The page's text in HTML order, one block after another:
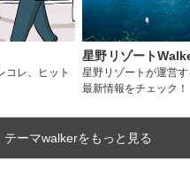
コレ、ヒット
星野リゾート
星野リゾートが運営
最新情報をチェック！
テーマwalkerをもっと見る